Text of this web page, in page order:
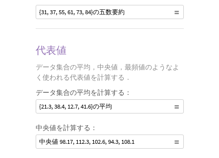
{31, 37, 55, 61, 73, 84}の五数要約
代表値
データ集合の平均，中央値，最頻値のようなよ
く使われる代表値を計算する．
データ集合の平均を計算する：
{21.3, 38.4, 12.7, 41.6}の平均
中央値を計算する：
中央値 98.17, 112.3, 102.6, 94.3, 108.1